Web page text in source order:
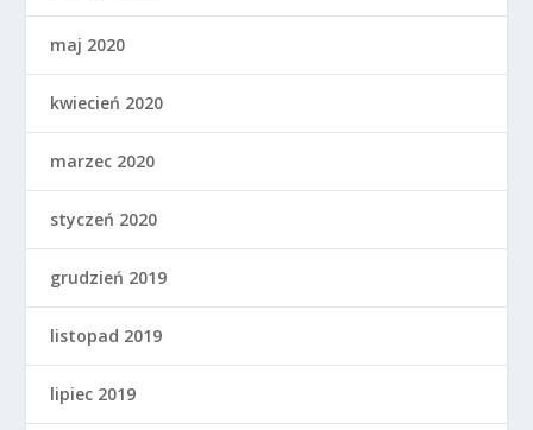
maj 2020
kwiecień 2020
marzec 2020
styczeń 2020
grudzień 2019
listopad 2019
lipiec 2019